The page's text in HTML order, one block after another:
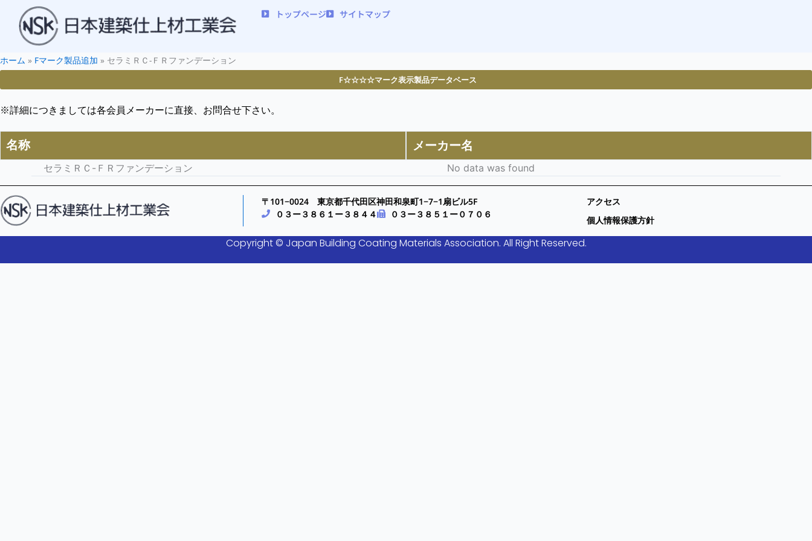
トップページ サイトマップ
ホーム » Fマーク製品追加 » セラミＲＣ-ＦＲファンデーション
F☆☆☆☆マーク表示製品データベース
※詳細につきましては各会員メーカーに直接、お問合せ下さい。
名称 メーカー名
セラミＲＣ-ＦＲファンデーション No data was found
〒101−0024 東京都千代田区神田和泉町1−7−1扇ビル5F
０３ー３８６１ー３８４４
０３ー３８５１ー０７０６
アクセス
個人情報保護方針
Copyright © Japan Building Coating Materials Association. All Right Reserved.